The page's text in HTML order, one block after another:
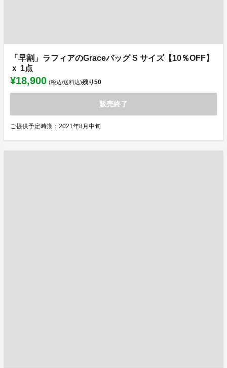
「早割」ラフィアのGraceバッグ S サイズ【10％OFF】
ｘ 1点
¥18,900 (税込/送料込)残り50
販売終了
ご提供予定時期：2021年8月中旬